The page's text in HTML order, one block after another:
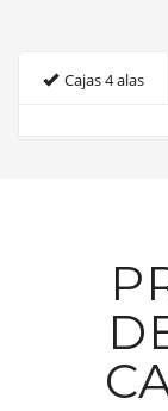
Cajas 4 alas